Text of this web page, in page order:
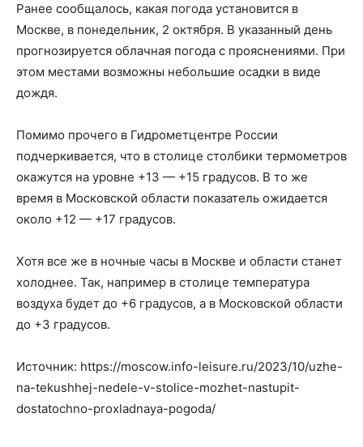
Ранее сообщалось, какая погода установится в
Москве, в понедельник, 2 октября. В указанный день
прогнозируется облачная погода с прояснениями. При
этом местами возможны небольшие осадки в виде
дождя.
Помимо прочего в Гидрометцентре России
подчеркивается, что в столице столбики термометров
окажутся на уровне +13 — +15 градусов. В то же
время в Московской области показатель ожидается
около +12 — +17 градусов.
Хотя все же в ночные часы в Москве и области станет
холоднее. Так, например в столице температура
воздуха будет до +6 градусов, а в Московской области
до +3 градусов.
Источник: https://moscow.info-leisure.ru/2023/10/uzhe-
na-tekushhej-nedele-v-stolice-mozhet-nastupit-
dostatochno-proxladnaya-pogoda/